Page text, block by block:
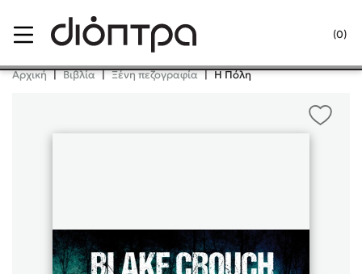
(0)
Κλείσιμο
Δημοφιλή Βιβλία
Αρχική | Βιβλία | Ξένη πεζογραφία | Η Πόλη